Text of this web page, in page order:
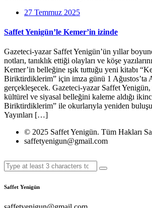
27 Temmuz 2025
Saffet Yenigün’le Kemer’in izinde
Gazeteci-yazar Saffet Yenigün’ün yıllar
notları, tanıklık ettiği olayları ve köşe
Kemer’in belleğine ışık tuttuğu yeni kitabı
Biriktirdiklerim” için imza günü 1 Ağustos’ta
gerçekleşecek. Gazeteci-yazar Saffet
kültürel ve siyasal belleğini kaleme aldığı
Biriktirdiklerim” ile okurlarıyla yeniden
Yayınları […]
© 2025 Saffet Yenigün. Tüm Hakları
saffetyenigun@gmail.com
Saffet Yenigün